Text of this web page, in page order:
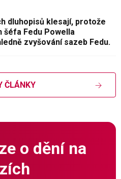
dluhopisů klesají, protože
šéfa Fedu Powella
zvyšování sazeb Fedu.
ČLÁNKY
o dění na